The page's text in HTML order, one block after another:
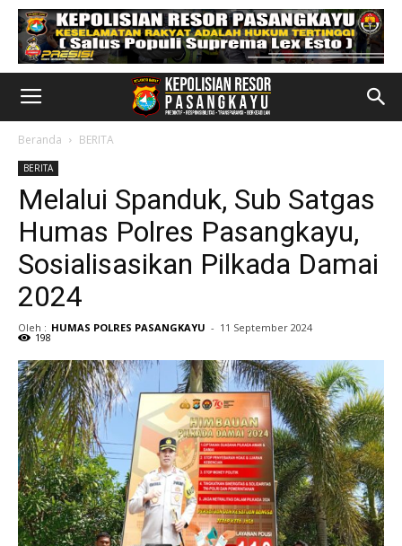
Beranda BERITA
BERITA
Melalui Spanduk, Sub Satgas
Humas Polres Pasangkayu,
Sosialisasikan Pilkada Damai
2024
Oleh : HUMAS POLRES PASANGKAYU - 11 September 2024
198